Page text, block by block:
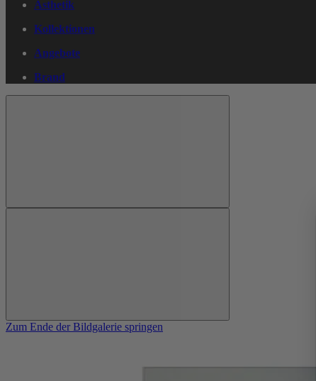
Ästhetik
Kollektionen
Angebote
Brand
Zum Ende der Bildgalerie springen